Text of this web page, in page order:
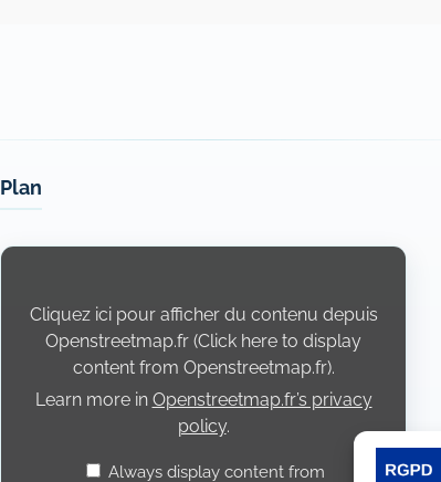
Plan
Display
Openstreetmap.fr
Cliquez ici pour afficher du contenu depuis
Openstreetmap.fr (Click here to display
content from Openstreetmap.fr).
Learn more in Openstreetmap.fr’s privacy
policy.
Always display content from